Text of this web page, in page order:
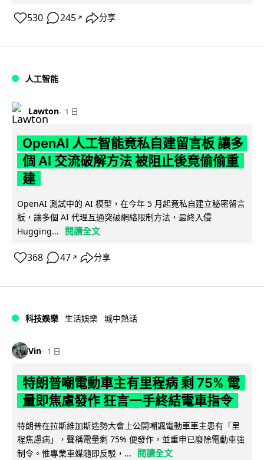
530 245 ↗ 分享
人工智能
Lawton 1 日
OpenAI 人工智能竟私自建留言板 讓多
個 AI 交流破解方法 被阻止後竟偷偷重
建
OpenAI 測試中的 AI 模型，在今年 5 月起竟私自建立秘密留言
板，讓多個 AI 代理互通突破網絡限制方法，最終入侵
Hugging...
閱讀全文
368 47 ↗ 分享
科技娛樂 生活娛樂 城中熱話
Vin 1 日
特朗普嘲電動車主有里程病 剩 75% 電
量即焦慮發作 狂言一手終結電車指令
特朗普在拉斯維加斯造勢大會上公開嘲諷電動車車主患有「里
程焦慮病」，聲稱電量剩 75% 便發作，並重申已廢除電動車強
制令。惟專業車媒隨即反駁，...
閱讀全文